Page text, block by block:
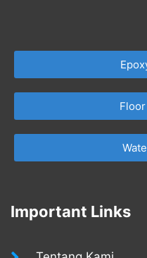
Important Links